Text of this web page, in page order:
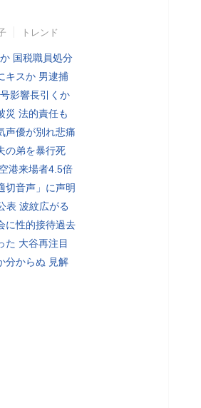
トレンド
国税職員処分
キスか 男逮捕
影響長引くか
災 法的責任も
優が別れ悲痛
の弟を暴行死
港来場者4.5倍
切音声」に声明
表 波紋広がる
に性的接待過去
た 大谷再注目
分からぬ 見解